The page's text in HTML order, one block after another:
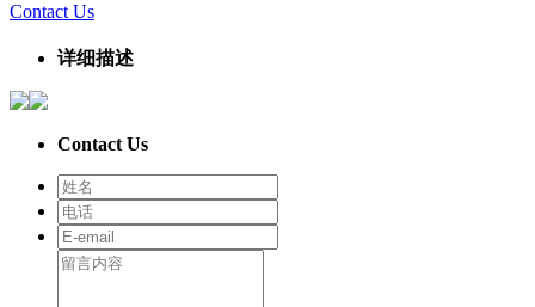
Contact Us
详细描述
Contact Us